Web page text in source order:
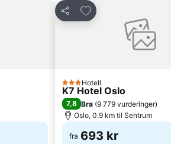
Del
Legg til i favoritter
3 Stjerner
Hotell
K7 Hotel Oslo
7,8 Bra (9 779 vurderinger)
Oslo, 0.9 km til Sentrum
fra 693 kr